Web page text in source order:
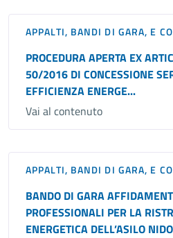
APPALTI, BANDI DI GARA, E
PROCEDURA APERTA EX
50/2016 DI CONCESSIONE
EFFICIENZA ENERGE...
Vai al contenuto
APPALTI, BANDI DI GARA, E
BANDO DI GARA
PROFESSIONALI PER LA
ENERGETICA DELL’ASILO NIDO